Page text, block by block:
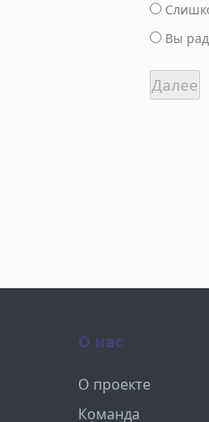
Вы
О нас
О проекте
Команда